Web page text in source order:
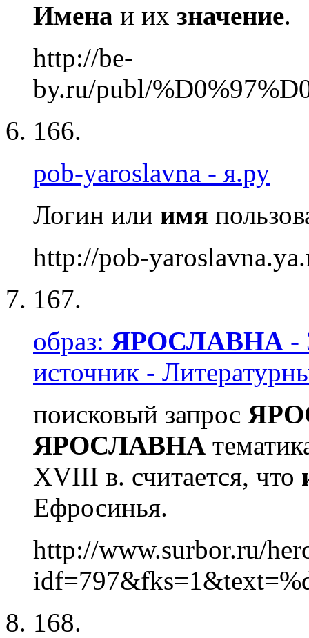
Имена и их значение.
http://be-
by.ru/publ/
166.
pob-yaroslavna - я.ру
Логин или имя
http://pob-
167.
образ: ЯРОСЛАВНА -
источник -
поисковый запрос
ЯРОСЛАВНА
XVIII в. считается, что
Ефросинья.
http://www.surbor.ru/
168.